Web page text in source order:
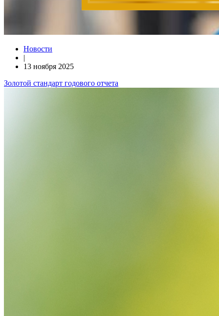
Новости
|
13 ноября 2025
Золотой стандарт годового отчета